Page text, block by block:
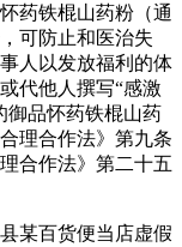
药铁棍山药粉（通
可防止和医治失
人以发放福利的体
代他人撰写“感激
御品怀药铁棍山药
理合作法》第九条
合作法》第二十五
某百货便当店虚假